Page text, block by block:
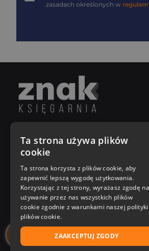
zasadach określonych w
Poniedziałek - Piątek
8:00 - 18:00
[email protected]
Bądź z nami na bieżąco
Ta strona używa plików
cookie
Ta strona korzysta z plików cookie, aby
zapewnić lepszą wygodę użytkowania.
Korzystając z tej strony, wyrażasz zgodę na
używanie przez nas wszystkich plików
cookie zgodnie z warunkami naszej polityki
plików cookie.
ZAAKCEPTUJ ZGODY